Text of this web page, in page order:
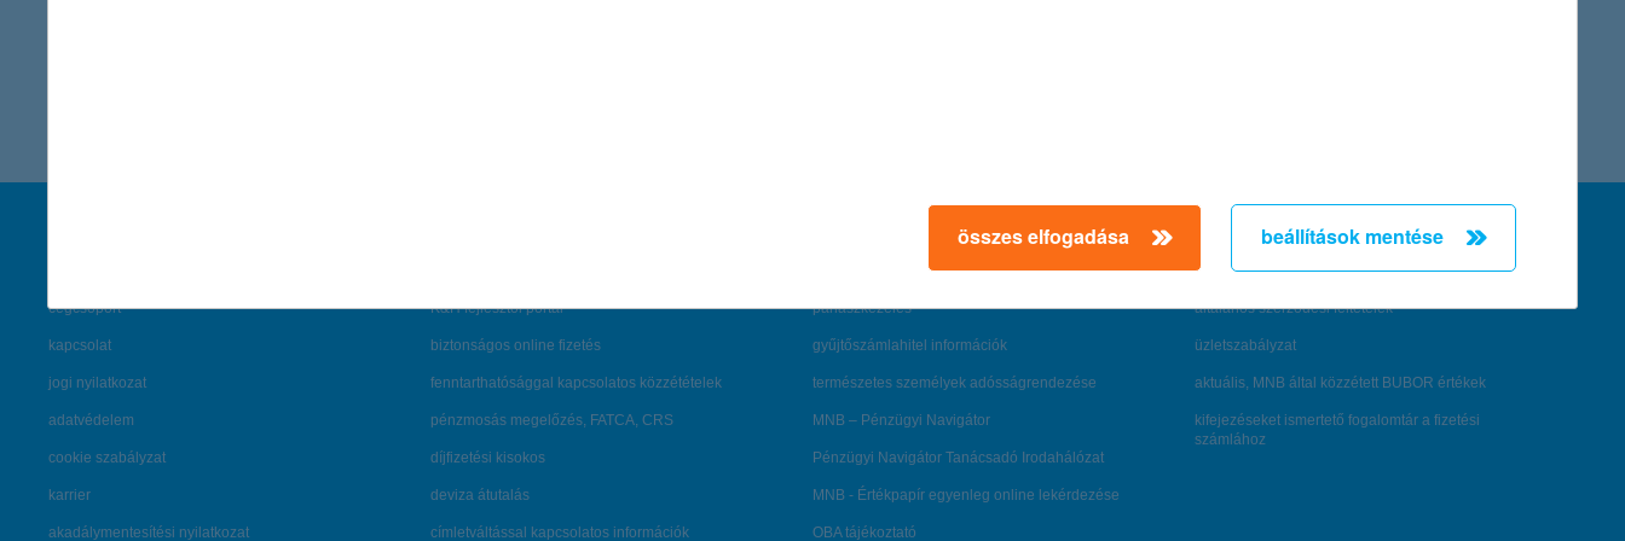
cégcsoport
kapcsolat
jogi nyilatkozat
adatvédelem
cookie szabályzat
karrier
akadálymentesítési nyilatkozat
K&H fejlesztői portál
biztonságos online fizetés
fenntarthatósággal kapcsolatos közzétételek
pénzmosás megelőzés, FATCA, CRS
díjfizetési kisokos
deviza átutalás
címletváltással kapcsolatos információk
fizetési moratórium
panaszkezelés
gyűjtőszámlahitel információk
természetes személyek adósságrendezése
MNB – Pénzügyi Navigátor
Pénzügyi Navigátor Tanácsadó Irodahálózat
MNB - Értékpapír egyenleg online lekérdezése
OBA tájékoztató
feltételek és kondíciók
hirdetmények / díjjegyzékek
általános szerződési feltételek
üzletszabályzat
aktuális, MNB által közzétett BUBOR értékek
kifejezéseket ismertető fogalomtár a fizetési
számlához
összes elfogadása beállítások mentése